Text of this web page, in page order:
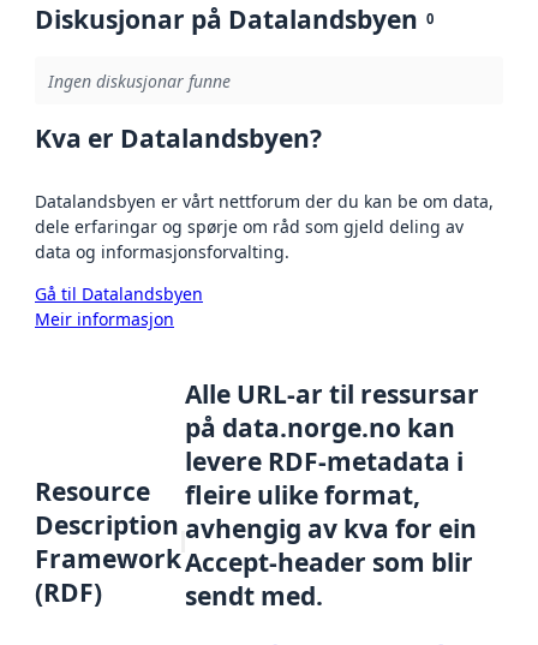
Diskusjonar på Datalandsbyen 0
Ingen diskusjonar funne
Kva er Datalandsbyen?
Datalandsbyen er vårt nettforum der du kan be om data,
dele erfaringar og spørje om råd som gjeld deling av
data og informasjonsforvalting.
Gå til Datalandsbyen
Meir informasjon
Resource
Description
Framework
(RDF)
Alle URL-ar til ressursar
på data.norge.no kan
levere RDF-metadata i
fleire ulike format,
avhengig av kva for ein
Accept-header som blir
sendt med.